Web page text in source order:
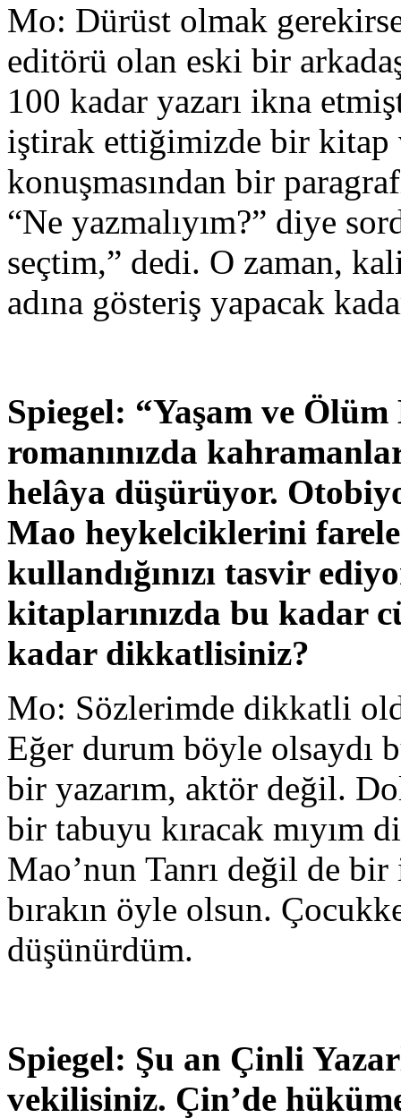
Mo: Dürüst olmak
editörü olan eski bir
100 kadar yazarı ikna
iştirak ettiğimizde bir kitap
konuşmasından bir
“Ne yazmalıyım?” diye
seçtim,” dedi. O zaman,
adına gösteriş yapacak
Spiegel: “Yaşam ve
romanınızda
helâya düşürüyor.
Mao heykelciklerini
kullandığınızı tasvir
kitaplarınızda bu kadar
kadar dikkatlisiniz?
Mo: Sözlerimde dikkatli
Eğer durum böyle olsaydı
bir yazarım, aktör değil.
bir tabuyu kıracak mıyım
Mao’nun Tanrı değil de
bırakın öyle olsun.
düşünürdüm.
Spiegel: Şu an Çinli
vekilisiniz. Çin’de